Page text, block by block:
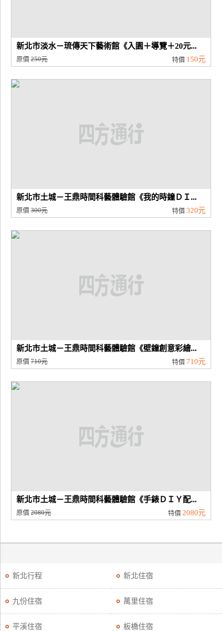
計
商
新北市淡水－琉傳天下藝術館《入園＋導覽＋20元...
原價250元 特價 150元
新北市土城－王鼎時間科藝體驗館《我的時鐘ＤＩ...
原價300元 特價 320元
新北市土城－王鼎時間科藝體驗館《壁鐘創意彩繪...
原價710元 特價 710元
新北市土城－王鼎時間科藝體驗館《手錶ＤＩＹ配...
原價2080元 特價 2080元
新北行程 新北住宿
九份住宿 萬里住宿
平溪住宿 板橋住宿